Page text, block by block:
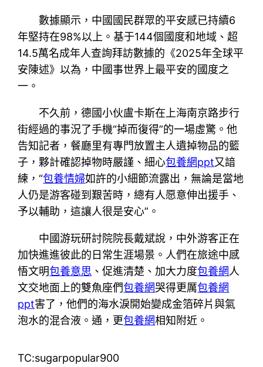
數據顯示，中國國民群眾的平安感已持續6
年堅持在98%以上。基于144個國度和地域、超
14.5萬名成年人查詢拜訪數據的《2025年全球平
安陳述》以為，中國事世界上最平安的國度之
一。
不久前，德國小伙盧卡斯在上海南京路步行
街經過的事況了手機“掉而復得”的一場虛驚。他
告知記者，餐廳里有專門放置主人遺掉物品的籃
子，夥計確認掉物時嚴謹、細心包養網ppt又諳
練，“包養情婦如許的小細節流露出，無論是當地
人仍是游客碰到艱苦時，總有人愿意伸出援手、
予以輔助，這讓人很是安心”。
中國游玩研討院院長戴斌說，中外游客正在
加快進進彼此的日常生涯場景。人們在旅途中感
悟文明包養意思 、促進清楚、加大力度包養網人
文交地面上的雙魚座們包養網哭得更厲包養網
ppt害了，他們的海水淚開始變成金箔碎片與氣
泡水的混合液。通，更包養網相知附近。
TC:sugarpopular900